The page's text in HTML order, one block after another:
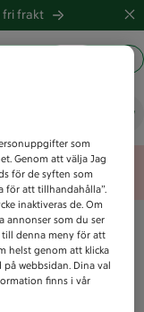
fri frakt
som
Genom att välja Jag
för de syften som
för att tillhandahålla”.
inaktiveras de. Om
annonser som du ser
till denna meny för att
helst genom att klicka
webbsidan. Dina val
finns i vår